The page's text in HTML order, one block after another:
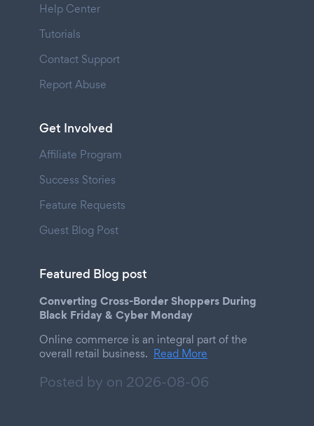
Help Center
Tutorials
Contact Support
Report Abuse
Get Involved
Affiliate Program
Success Stories
Feature Requests
Guest Blog Post
Featured Blog post
Converting Cross-Border Shoppers During
Black Friday & Cyber Monday
Online commerce is an integral part of the
overall retail business. Read More
Posted by on 2026-08-06